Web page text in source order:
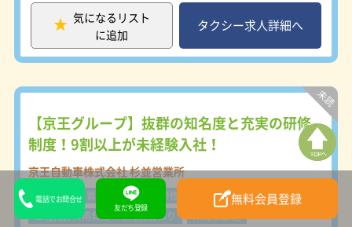
唯一のタクシー会社で、多くのお客様
のご要望にお応えしています。 ■平
均勤続年数：10年7ヶ月 業界トップク
ラスの平均勤続年数の長さを誇りま
きやすさの何よりの証です。 ■専用
室と休憩室を完備しています。女性な
らではの気遣いをお客様に提供できる
よう、京王自動車では女性乗務員さん
を積極的に採用します。 Web面接も
実施中です♪ 調布中央営業所：東京
都調布市調布ヶ丘2-14-1 吉祥寺営業
所：東京都三鷹市下連雀5-8-2 目黒営
気になるリスト
に追加
タクシー求人詳細へ
【京王グループ】抜群の知名度と充実の研修
制度！9割以上が未経験入社！
京王自動車株式会社 杉並営業所
B型賃金 賞与あり 教育研修制度充実
事故補償制度あり
二種免許費用負担・取得支援あり
未経験歓迎
電話でお問合せ
友だち登録
無料会員登録